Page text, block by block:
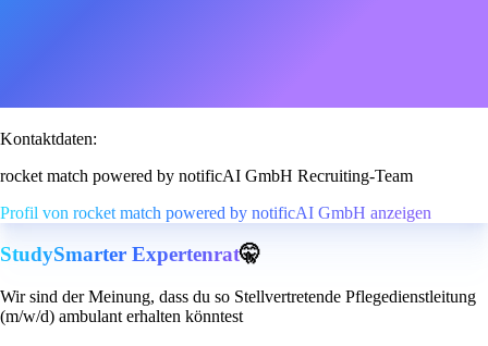
Kontaktdaten:
rocket match powered by notificAI GmbH Recruiting-Team
Profil von rocket match powered by notificAI GmbH anzeigen
StudySmarter Expertenrat🤫
Wir sind der Meinung, dass du so Stellvertretende Pflegedienstleitung
(m/w/d) ambulant erhalten könntest